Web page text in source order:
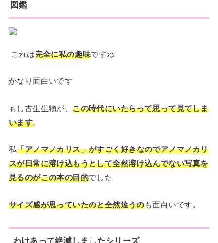
図鑑
これは完全に私の趣味ですね
かなり面白いです
もし古生生物が、この時代にいたらって思って見てしま
います。
私「アノマノカリス」がすごく好きなのでアノマノカリ
スが日常に溶け込もうとして全然溶け込んでない写真を
見るのがこの本の目的でした
サイズ感が思っていたのと全然違うのも面白いです。
わけあって絶滅しましたシリーズ